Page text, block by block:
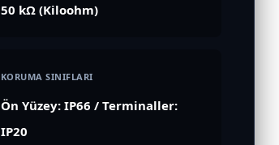
50 kΩ (Kiloohm)
KORUMA SINIFLARI
Ön Yüzey: IP66 / Terminaller:
IP20